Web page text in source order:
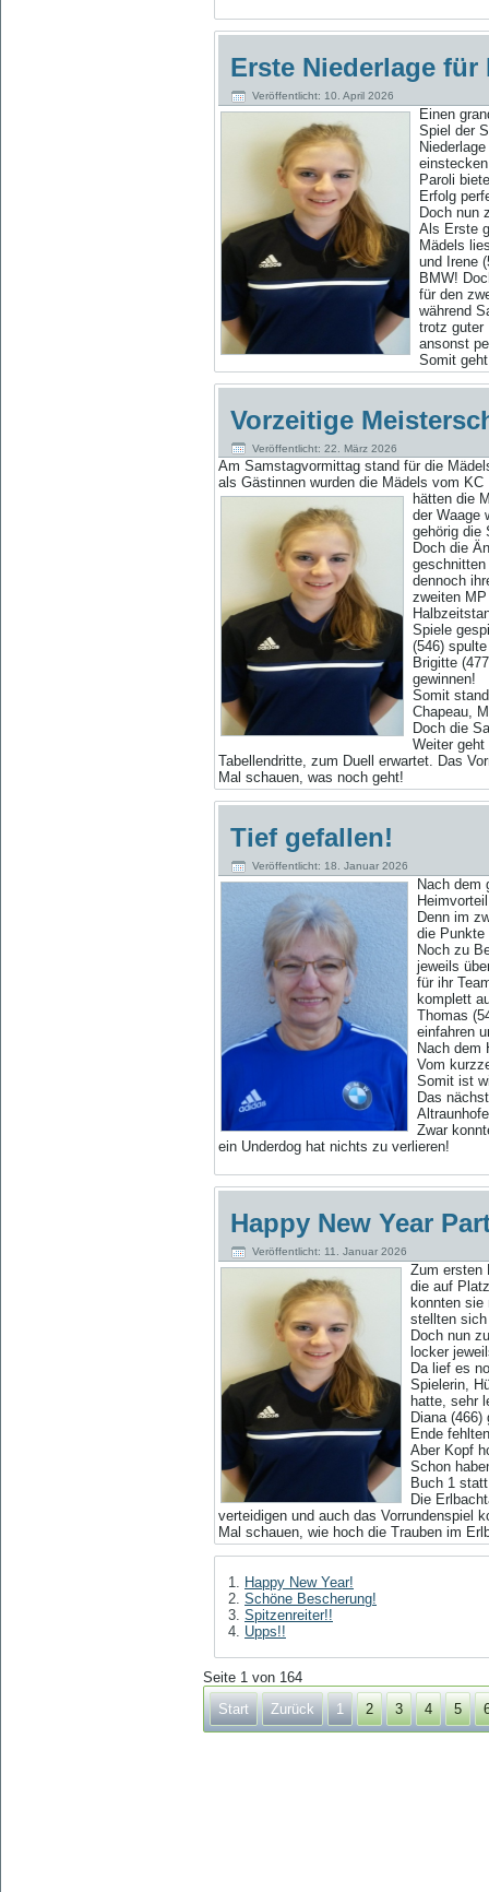
Erste Niederlage für
Veröffentlicht: 10. April 2026
Einen gra
Spiel der
Paroli
Erfolg
Doch nun
Als Erste
Mädels
und Irene
BMW!
für den
während
trotz guter
ansonst
Somit
Vorzeitige
Veröffentlicht: 22. März 2026
Am Samstagvormittag stand für die
als Gästinnen wurden die Mädels vom
hätten die
der Waage
gehörig die
Doch die
dennoch
zweiten
Spiele
(546)
Brigitte
gewinnen!
Somit
Chapeau,
Doch die
Weiter
Tabellendritte, zum Duell erwartet. Das
Mal schauen, was noch geht!
Tief gefallen!
Veröffentlicht: 18. Januar 2026
Nach dem
Denn im
die Punkte
Noch zu
jeweils
für ihr
komplett
Thomas
einfahren
Nach dem
Vom
Somit ist
Das
Zwar
ein Underdog hat nichts zu verlieren!
Happy New Year
Veröffentlicht: 11. Januar 2026
Zum ersten
die auf
konnten
stellten
Doch nun
locker
Da lief es
Spielerin,
hatte, sehr
Diana
Ende
Aber Kopf
Schon
Buch 1
Die
verteidigen und auch das Vorrundenspiel
Mal schauen, wie hoch die Trauben im
Happy New Year!
Schöne Bescherung!
Spitzenreiter!!
Upps!!
Seite 1 von 164
Start
Zurück 1 2 3 4 5